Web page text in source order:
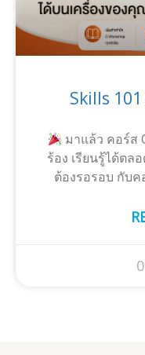
Skills
มาแล้ว คอร์ส
ร้อง เรียนรู้ได้ตล
ต้องรอรอบ กับค